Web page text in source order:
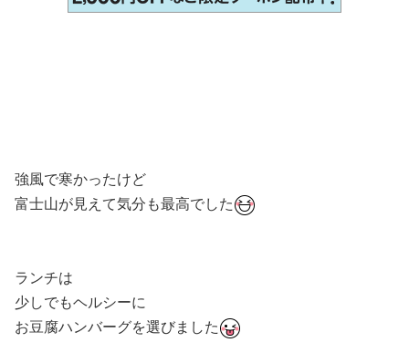
強風で寒かったけど
富士山が見えて気分も最高でした
ランチは
少しでもヘルシーに
お豆腐ハンバーグを選びました